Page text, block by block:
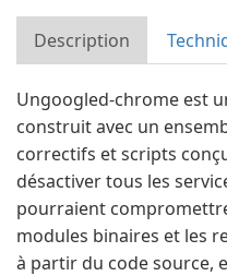
Description
Ungoogled-chrome est
construit avec un
correctifs et scripts
désactiver tous les
pourraient
modules binaires et les
à partir du code source,